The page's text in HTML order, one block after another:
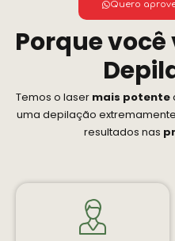
Quero
Porque
Temos o laser mais potente
uma depilação extremamente
resultados nas